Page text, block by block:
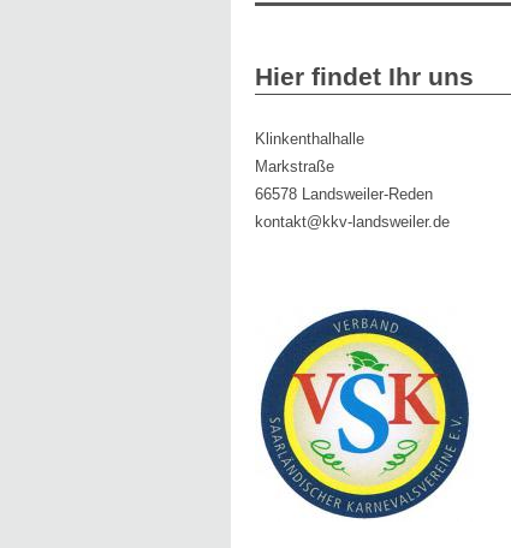
Hier findet Ihr uns
Klinkenthalhalle
Markstraße
66578 Landsweiler-Reden
kontakt@kkv-landsweiler.de